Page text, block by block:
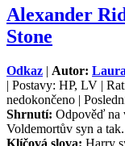
Alexander
Stone
Odkaz | Autor:
| Postavy: HP, LV |
nedokončeno |
Shrnutí: Odpověď na
Voldemortův syn a tak.